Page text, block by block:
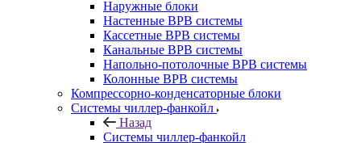
Наружные блоки
Настенные ВРВ системы
Кассетные ВРВ системы
Канальные ВРВ системы
Напольно-потолочные ВРВ системы
Колонные ВРВ системы
Компрессорно-конденсаторные блоки
Системы чиллер-фанкойл
Назад
Системы чиллер-фанкойл